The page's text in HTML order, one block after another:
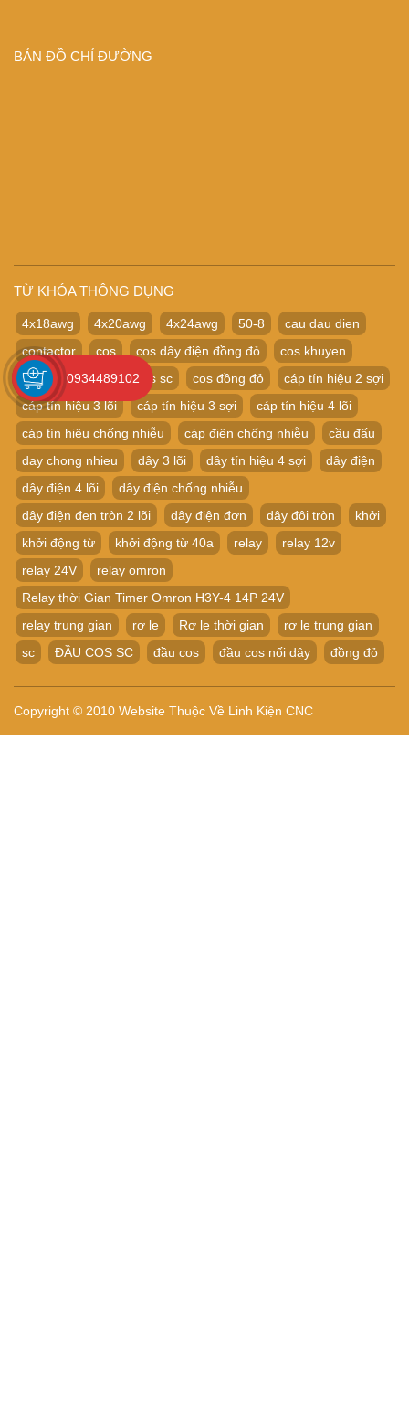
BẢN ĐỒ CHỈ ĐƯỜNG
TỪ KHÓA THÔNG DỤNG
4x18awg 4x20awg 4x24awg 50-8
cau dau dien
contactor
cos cos dây điện đồng đỏ
cos khuyen
cos nối dây điện
cos sc cos đồng đỏ
cáp tín hiệu 2 sợi
cáp tín hiệu 3 lõi
cáp tín hiệu 3 sợi
cáp tín hiệu 4 lõi
cáp tín hiệu chống nhiễu
cáp điện chống nhiễu
cầu đấu
day chong nhieu
dây 3 lõi dây tín hiệu 4 sợi
dây điện
dây điện 4 lõi
dây điện chống nhiễu
dây điện đen tròn 2 lõi
dây điện đơn dây đôi tròn
khởi
khởi động từ
khởi động từ 40a relay
relay 12v
relay 24V
relay omron
Relay thời Gian Timer Omron H3Y-4 14P 24V
relay trung gian
rơ le Rơ le thời gian
rơ le trung gian
sc
ĐẦU COS SC đầu cos đầu cos nối dây đồng đỏ
Copyright © 2010 Website Thuộc Về Linh Kiện CNC
0934489102